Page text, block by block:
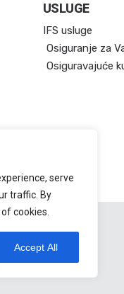
serve
traffic. By
cookies.
Accept All
USLUGE
IFS usluge
Osiguranje za
Osiguravajuće